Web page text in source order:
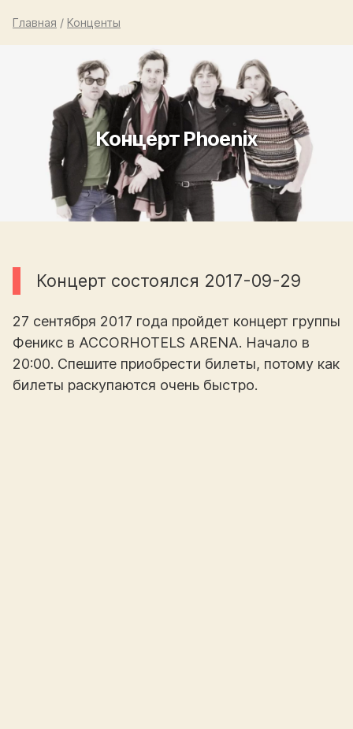
Главная / Конценты
Концерт Phoenix
Концерт состоялся 2017-09-29
27 сентября 2017 года пройдет концерт группы
Феникс в ACCORHOTELS ARENA. Начало в
20:00. Спешите приобрести билеты, потому как
билеты раскупаются очень быстро.